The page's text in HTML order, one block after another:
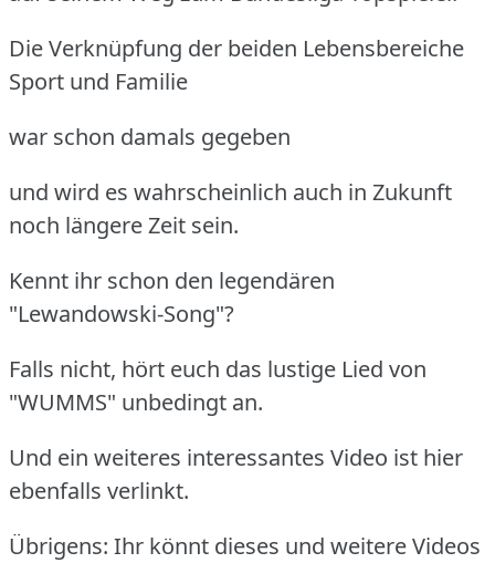
Die Verknüpfung der beiden Lebensbereiche
Sport und Familie
war schon damals gegeben
und wird es wahrscheinlich auch in Zukunft
noch längere Zeit sein.
Kennt ihr schon den legendären
"Lewandowski-Song"?
Falls nicht, hört euch das lustige Lied von
"WUMMS" unbedingt an.
Und ein weiteres interessantes Video ist hier
ebenfalls verlinkt.
Übrigens: Ihr könnt dieses und weitere Videos